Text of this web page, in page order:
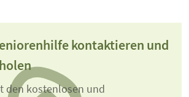
kontaktieren und
den kostenlosen und